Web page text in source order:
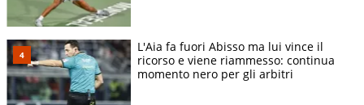
L'Aia fa fuori Abisso ma lui vince il
ricorso e viene riammesso: continua
momento nero per gli arbitri